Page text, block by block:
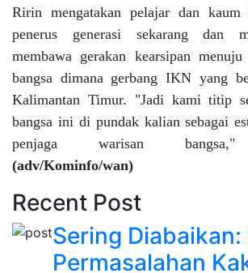
Ririn mengatakan pelajar dan kaum
penerus generasi sekarang dan
membawa gerakan kearsipan
bangsa dimana gerbang IKN yang
Kalimantan Timur. "Jadi kami titip
bangsa ini di pundak kalian sebagai
penjaga warisan bangsa,"
(adv/Kominfo/wan)
Recent Post
Sering Diabaikan:
Permasalahan